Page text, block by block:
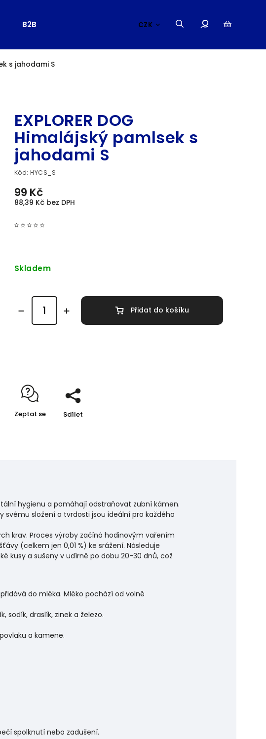
CZK
B2B
s jahodami S
EXPLORER DOG
Himalájský pamlsek s
jahodami S
Kód: HYCS_S
99 Kč
88,39 Kč bez DPH
Skladem
Přidat do košíku
Zeptat se Sdílet
hygienu a pomáhají odstraňovat zubní kámen.
svému složení a tvrdosti jsou ideální pro každého
krav. Proces výroby začíná hodinovým vařením
(celkem jen 0,01 %) ke srážení. Následuje
kusy a sušeny v udírně po dobu 20-30 dnů, což
do mléka. Mléko pochází od volně
sodík, draslík, zinek a železo.
a kamene.
spolknutí nebo zadušení.